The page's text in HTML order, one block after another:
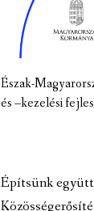
Észak-
és –kezelési
Építsünk